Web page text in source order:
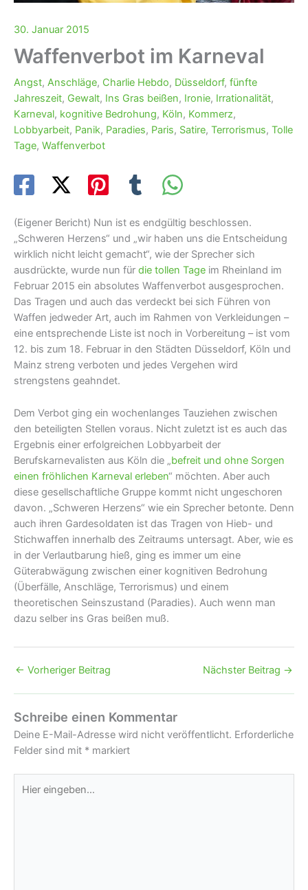
30. Januar 2015
Waffenverbot im Karneval
Angst, Anschläge, Charlie Hebdo, Düsseldorf, fünfte
Jahreszeit, Gewalt, Ins Gras beißen, Ironie, Irrationalität,
Karneval, kognitive Bedrohung, Köln, Kommerz,
Lobbyarbeit, Panik, Paradies, Paris, Satire, Terrorismus, Tolle
Tage, Waffenverbot
(Eigener Bericht) Nun ist es endgültig beschlossen.
„Schweren Herzens“ und „wir haben uns die Entscheidung
wirklich nicht leicht gemacht“, wie der Sprecher sich
ausdrückte, wurde nun für die tollen Tage im Rheinland im
Februar 2015 ein absolutes Waffenverbot ausgesprochen.
Das Tragen und auch das verdeckt bei sich Führen von
Waffen jedweder Art, auch im Rahmen von Verkleidungen –
eine entsprechende Liste ist noch in Vorbereitung – ist vom
12. bis zum 18. Februar in den Städten Düsseldorf, Köln und
Mainz streng verboten und jedes Vergehen wird
strengstens geahndet.
Dem Verbot ging ein wochenlanges Tauziehen zwischen
den beteiligten Stellen voraus. Nicht zuletzt ist es auch das
Ergebnis einer erfolgreichen Lobbyarbeit der
Berufskarnevalisten aus Köln die „befreit und ohne Sorgen
einen fröhlichen Karneval erleben“ möchten. Aber auch
diese gesellschaftliche Gruppe kommt nicht ungeschoren
davon. „Schweren Herzens“ wie ein Sprecher betonte. Denn
auch ihren Gardesoldaten ist das Tragen von Hieb- und
Stichwaffen innerhalb des Zeitraums untersagt. Aber, wie es
in der Verlautbarung hieß, ging es immer um eine
Güterabwägung zwischen einer kognitiven Bedrohung
(Überfälle, Anschläge, Terrorismus) und einem
theoretischen Seinszustand (Paradies). Auch wenn man
dazu selber ins Gras beißen muß.
← Vorheriger Beitrag Nächster Beitrag →
Schreibe einen Kommentar
Deine E-Mail-Adresse wird nicht veröffentlicht. Erforderliche
Felder sind mit * markiert
eingeben…